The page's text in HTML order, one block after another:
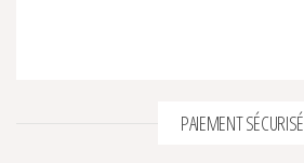
PAIEMENT SÉCURISÉ